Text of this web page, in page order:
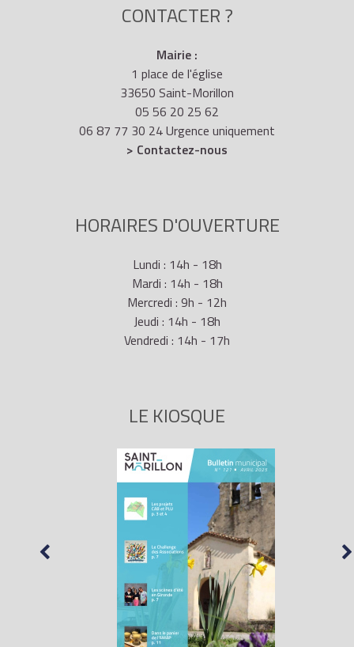
CONTACTER ?
Mairie :
1 place de l'église
33650 Saint-Morillon
05 56 20 25 62
06 87 77 30 24 Urgence uniquement
> Contactez-nous
HORAIRES D'OUVERTURE
Lundi : 14h - 18h
Mardi : 14h - 18h
Mercredi : 9h - 12h
Jeudi : 14h - 18h
Vendredi : 14h - 17h
LE KIOSQUE